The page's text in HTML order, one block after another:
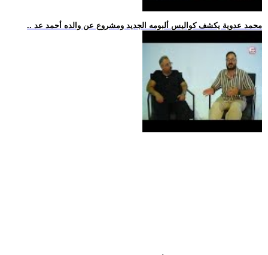
.. محمد عدوية يكشف كواليس ألبومه الجديد ومشروع عن والده أحمد عد